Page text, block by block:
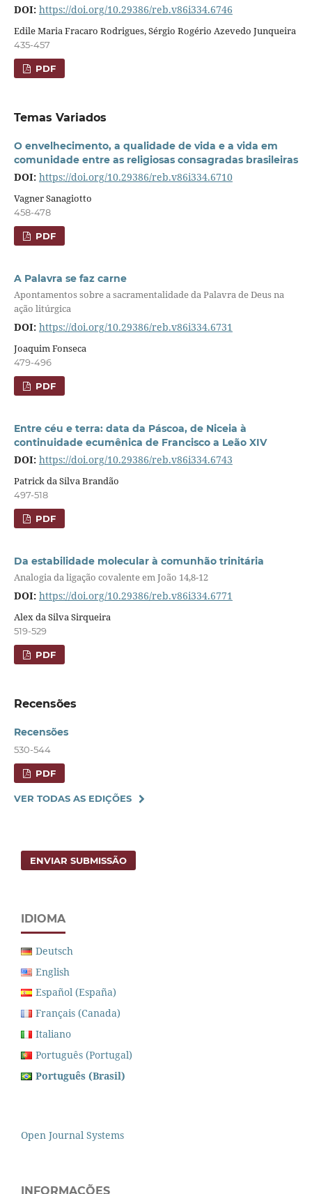
DOI: https://doi.org/10.29386/reb.v86i334.6746
Edile Maria Fracaro Rodrigues, Sérgio Rogério Azevedo Junqueira
435-457
PDF
Temas Variados
O envelhecimento, a qualidade de vida e a vida em
comunidade entre as religiosas consagradas brasileiras
DOI: https://doi.org/10.29386/reb.v86i334.6710
Vagner Sanagiotto
458-478
PDF
A Palavra se faz carne
Apontamentos sobre a sacramentalidade da Palavra de Deus na
ação litúrgica
DOI: https://doi.org/10.29386/reb.v86i334.6731
Joaquim Fonseca
479-496
PDF
Entre céu e terra: data da Páscoa, de Niceia à
continuidade ecumênica de Francisco a Leão XIV
DOI: https://doi.org/10.29386/reb.v86i334.6743
Patrick da Silva Brandão
497-518
PDF
Da estabilidade molecular à comunhão trinitária
Analogia da ligação covalente em João 14,8-12
DOI: https://doi.org/10.29386/reb.v86i334.6771
Alex da Silva Sirqueira
519-529
PDF
Recensões
Recensões
530-544
PDF
VER TODAS AS EDIÇÕES
ENVIAR SUBMISSÃO
IDIOMA
Deutsch
English
Español (España)
Français (Canada)
Italiano
Português (Portugal)
Português (Brasil)
Open Journal Systems
INFORMAÇÕES